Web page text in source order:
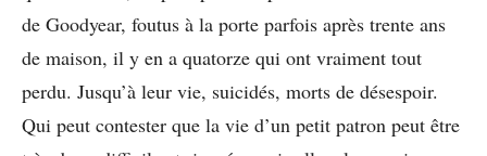
de Goodyear, foutus à la porte parfois après trente ans
de maison, il y en a quatorze qui ont vraiment tout
perdu. Jusqu’à leur vie, suicidés, morts de désespoir.
Qui peut contester que la vie d’un petit patron peut être